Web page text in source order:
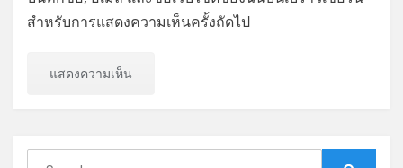
สำหรับการแสดงความเห็นครั้งถัดไป